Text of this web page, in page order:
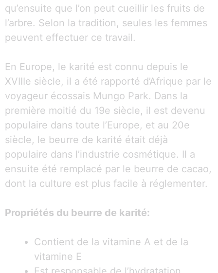
qu’ensuite que l’on peut cueillir les fruits de
l’arbre. Selon la tradition, seules les femmes
peuvent effectuer ce travail.
En Europe, le karité est connu depuis le
XVIIIe siècle, il a été rapporté d’Afrique par le
voyageur écossais Mungo Park. Dans la
première moitié du 19e siècle, il est devenu
populaire dans toute l’Europe, et au 20e
siècle, le beurre de karité était déjà
populaire dans l’industrie cosmétique. Il a
ensuite été remplacé par le beurre de cacao,
dont la culture est plus facile à réglementer.
Propriétés du beurre de karité:
Contient de la vitamine A et de la
vitamine E